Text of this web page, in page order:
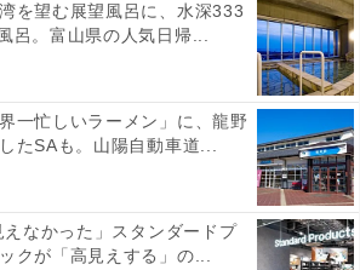
ェックアウト
まで
が異なる可能性があります
歌山県の人気ホテル】「浜千鳥の湯 海
が選ばれる理由
を望む展望風呂に、水深333
呂。富山県の人気日帰...
一忙しいラーメン」に、龍野
たSAも。山陽自動車道...
えなかった」スタンダードプ
クが「高見えする」の...